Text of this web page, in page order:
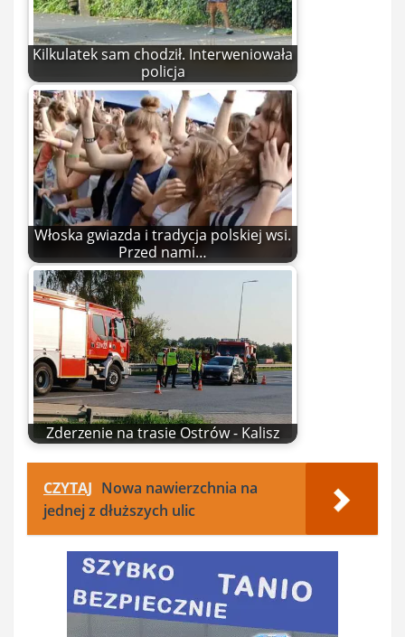
Kilkulatek sam chodził. Interweniowała
policja
Włoska gwiazda i tradycja polskiej wsi.
Przed nami…
Zderzenie na trasie Ostrów - Kalisz
CZYTAJ Nowa nawierzchnia na
jednej z dłuższych ulic